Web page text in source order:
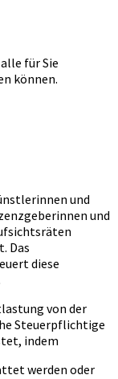
für Sie
können.
und
und
Das
diese
von der
Steuerpflichtige
indem
werden oder